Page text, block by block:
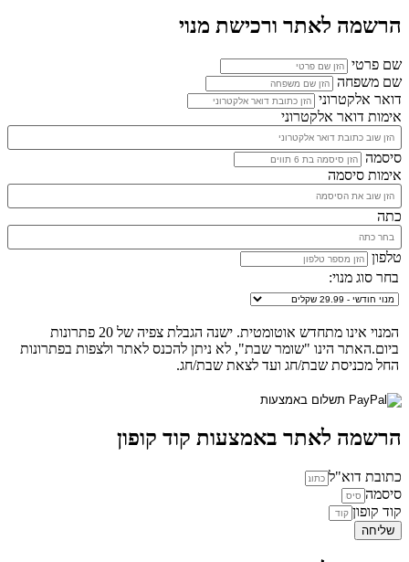
הרשמה לאתר ורכישת מנוי
שם פרטי
שם משפחה
דואר אלקטרוני
אימות דואר אלקטרוני
סיסמה
אימות סיסמה
כתה
טלפון
בחר סוג מנוי:
המנוי אינו מתחדש אוטומטית. ישנה הגבלת צפיה של 20 פתרונות
ביום.האתר הינו "שומר שבת", לא ניתן להכנס לאתר ולצפות בפתרונות
החל מכניסת שבת/חג ועד לצאת שבת/חג.
הרשמה לאתר באמצעות קוד קופון
כתובת דוא"ל
סיסמה
קוד קופון
שליחה